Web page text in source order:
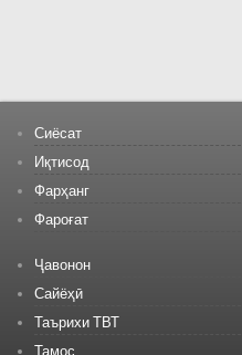
Сиёсат
Иқтисод
Фарҳанг
Фароғат
Ҷавонон
Сайёҳӣ
Таърихи ТВТ
Тамос